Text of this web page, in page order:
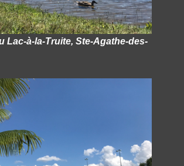
Lac-à-la-Truite, Ste-Agathe-des-